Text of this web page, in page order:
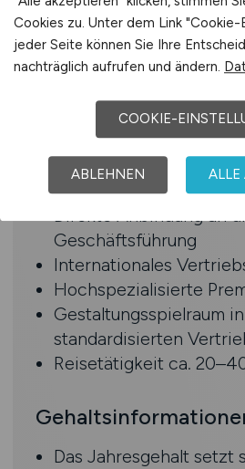
Regionale
Umgebung oder klare
Umzug
Internationale
mit hoher Sichtbarkeit
Direkte Anbindung an
Geschäftsführung
Internationales
Hochspezialisierte
Gestaltungsspielraum
standardisierten
Reisetätigkeit ca.
Das Jahresgehalt setzt
Cookies zu. Unter dem Link "Cookie-
jeder Seite können Sie Ihre
nachträglich aufrufen und ändern.
COOKIE-
ABLEHNEN ALLE